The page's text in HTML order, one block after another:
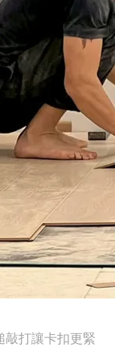
敲打讓卡扣更緊